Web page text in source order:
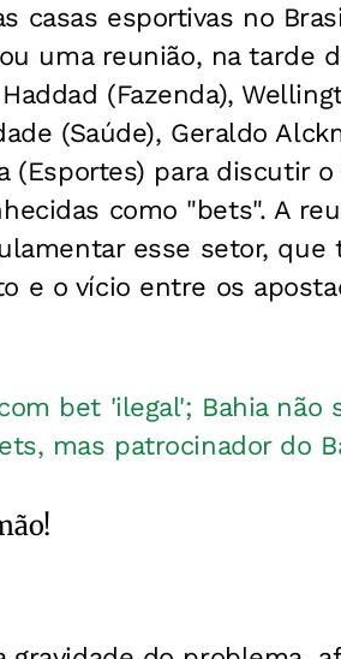
casas esportivas no
uma reunião, na tarde
(Fazenda),
(Saúde), Geraldo
(Esportes) para discutir
como "bets". A
esse setor, que
e o vício entre os
bet 'ilegal'; Bahia não
mas patrocinador do